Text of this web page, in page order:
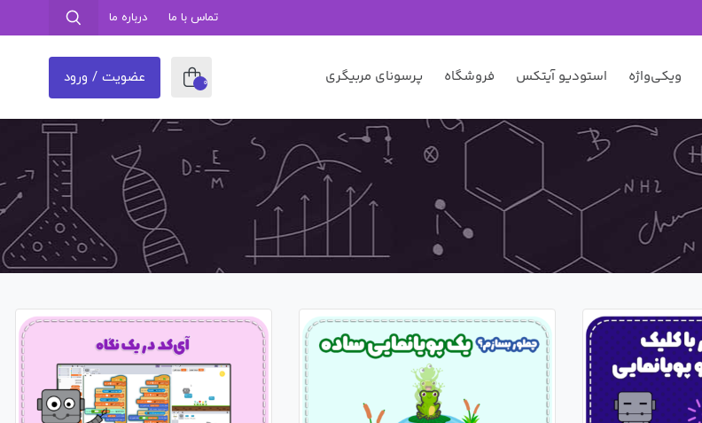
تماس با ما درباره ما
ویکی‌واژه استودیو آیتکس فروشگاه پرسونای مربیگری 0 عضویت / ورود